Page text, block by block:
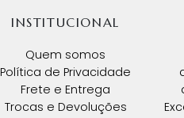
INSTITUCIONAL
Quem somos
Política de Privacidade
Frete e Entrega
Trocas e Devoluções